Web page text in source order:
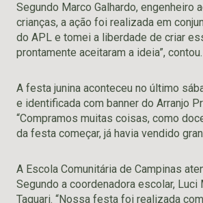
Segundo Marco Galhardo, engenheiro
crianças, a ação foi realizada em
do APL e tomei a liberdade de criar
prontamente aceitaram a ideia”, contou.
A festa junina aconteceu no último
e identificada com banner do Arranjo
“Compramos muitas coisas, como
da festa começar, já havia vendido
A Escola Comunitária de Campinas
Segundo a coordenadora escolar,
Taquari. “Nossa festa foi realizada